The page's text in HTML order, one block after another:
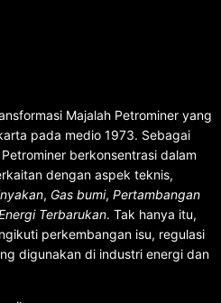
Majalah Petrominer yang
pada medio 1973. Sebagai
berkonsentrasi dalam
dengan aspek teknis,
, Gas bumi, Pertambangan
Terbarukan. Tak hanya itu,
perkembangan isu, regulasi
digunakan di industri energi dan